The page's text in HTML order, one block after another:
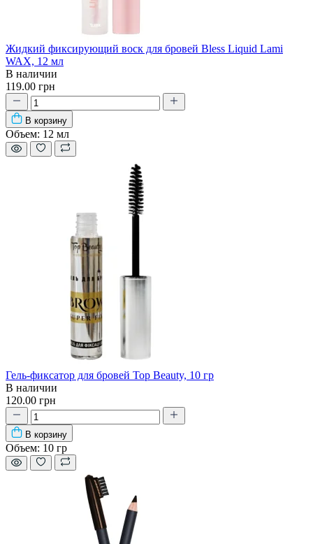
Жидкий фиксирующий воск для бровей Bless Liquid Lami
WAX, 12 мл
В наличии
119.00 грн
В корзину
Объем: 12 мл
Гель-фиксатор для бровей Top Beauty, 10 гр
В наличии
120.00 грн
В корзину
Объем: 10 гр